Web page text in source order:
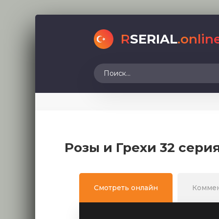
RSERIAL
Розы и Грехи 32
Смотреть онлайн